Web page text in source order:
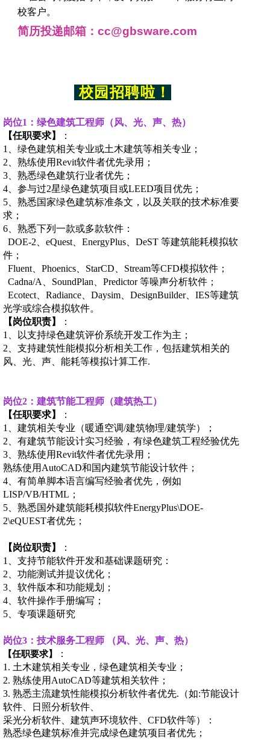
校客户。
简历投递邮箱： cc@gbsware.com
校园招聘啦 ！
岗位1 ：绿色建筑工程师（风、光、声、热）
【任职要求】
：
1、绿色建筑相关专业或土木建筑等相关专业；
2、熟练使用Revit软件者优先录用；
3、熟悉绿色建筑行业者优先；
4、参与过2星绿色建筑项目或LEED项目优先；
5、熟悉国家绿色建筑标准条文，以及关联的技术标准要
求；
6、熟悉下列一款或多款软件：
DOE-2、eQuest、EnergyPlus、DeST 等建筑能耗模拟软
件；
Fluent、Phoenics、StarCD、Stream等CFD模拟软件；
Cadna/A、SoundPlan、Predictor 等噪声分析软件；
Ecotect、Radiance、Daysim、DesignBuilder、IES等建筑
光学或综合模拟软件。
【岗位职责】
：
1、以支持绿色建筑评价系统开发工作为主；
2、支持建筑性能模拟分析相关工作，包括建筑相关的
风、光、声、能耗等模拟计算工作.
岗位2 ：建筑节能工程师（建筑热工）
【任职要求】
：
1、建筑相关专业（暖通空调/建筑物理/建筑学）；
2、有建筑节能设计实习经验，有绿色建筑工程经验优先
3、熟练使用Revit软件者优先录用；
熟练使用AutoCAD和国内建筑节能设计软件；
4、有简单脚本语言编写经验者优先，例如
LISP/VB/HTML；
5、熟悉国外建筑能耗模拟软件EnergyPlus\DOE-
2\eQUEST者优先；
【岗位职责】
：
1、支持节能软件开发和基础课题研究：
2、功能测试并提议优化；
3、软件版本和功能规划；
4、软件操作手册编写；
5、专项课题研究
岗位3 ：技术服务工程师 （风、光、声、热）
【任职要求】
：
1. 土木建筑相关专业，绿色建筑相关专业；
2. 熟练使用AutoCAD等建筑相关软件；
3. 熟悉主流建筑性能模拟分析软件者优先.（如:节能设计
软件、日照分析软件、
采光分析软件、建筑声环境软件、 CFD软件等）：
熟悉绿色建筑标准并完成绿色建筑项目者优先；